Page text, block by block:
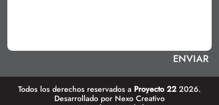
Todos los derechos reservados a Proyecto 22 2026.
Desarrollado por Nexo Creativo